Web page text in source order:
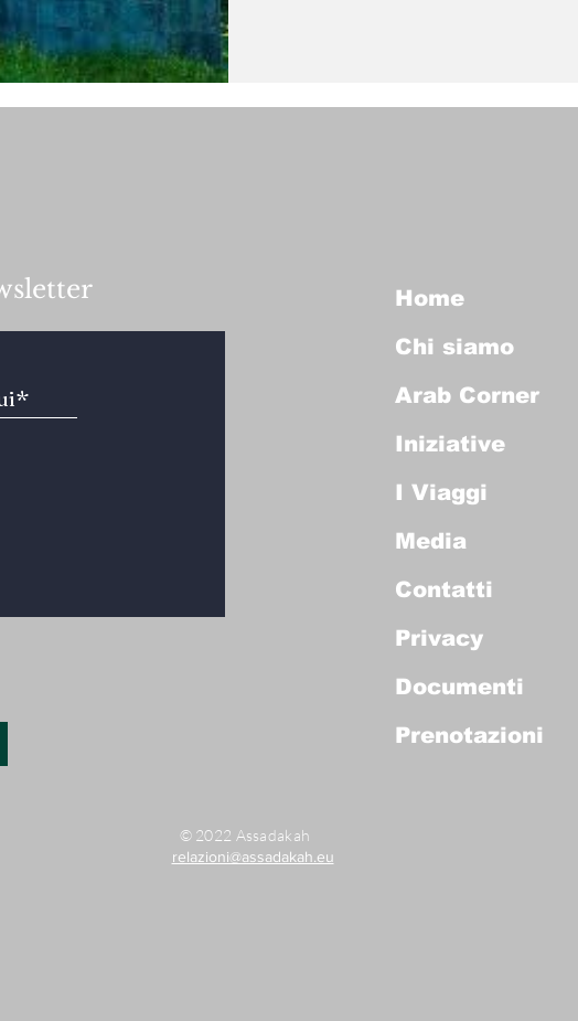
Home
Chi siamo
Arab Corner
Iniziative
I Viaggi
Media
Contatti
Privacy
Documenti
Prenotazioni
© 2022 Assadakah
relazioni@assadakah.eu